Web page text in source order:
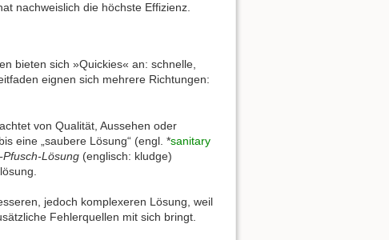
nachweislich die höchste Effizienz.
bieten sich »Quickies« an: schnelle,
eignen sich mehrere Richtungen:
von Qualität, Aussehen oder
bis eine „saubere Lösung“ (engl. *sanitary
Pfusch-Lösung (englisch: kludge)
jedoch komplexeren Lösung, weil
Fehlerquellen mit sich bringt.